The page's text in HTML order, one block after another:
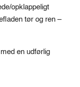
opklappeligt
tør og ren –
en udførlig